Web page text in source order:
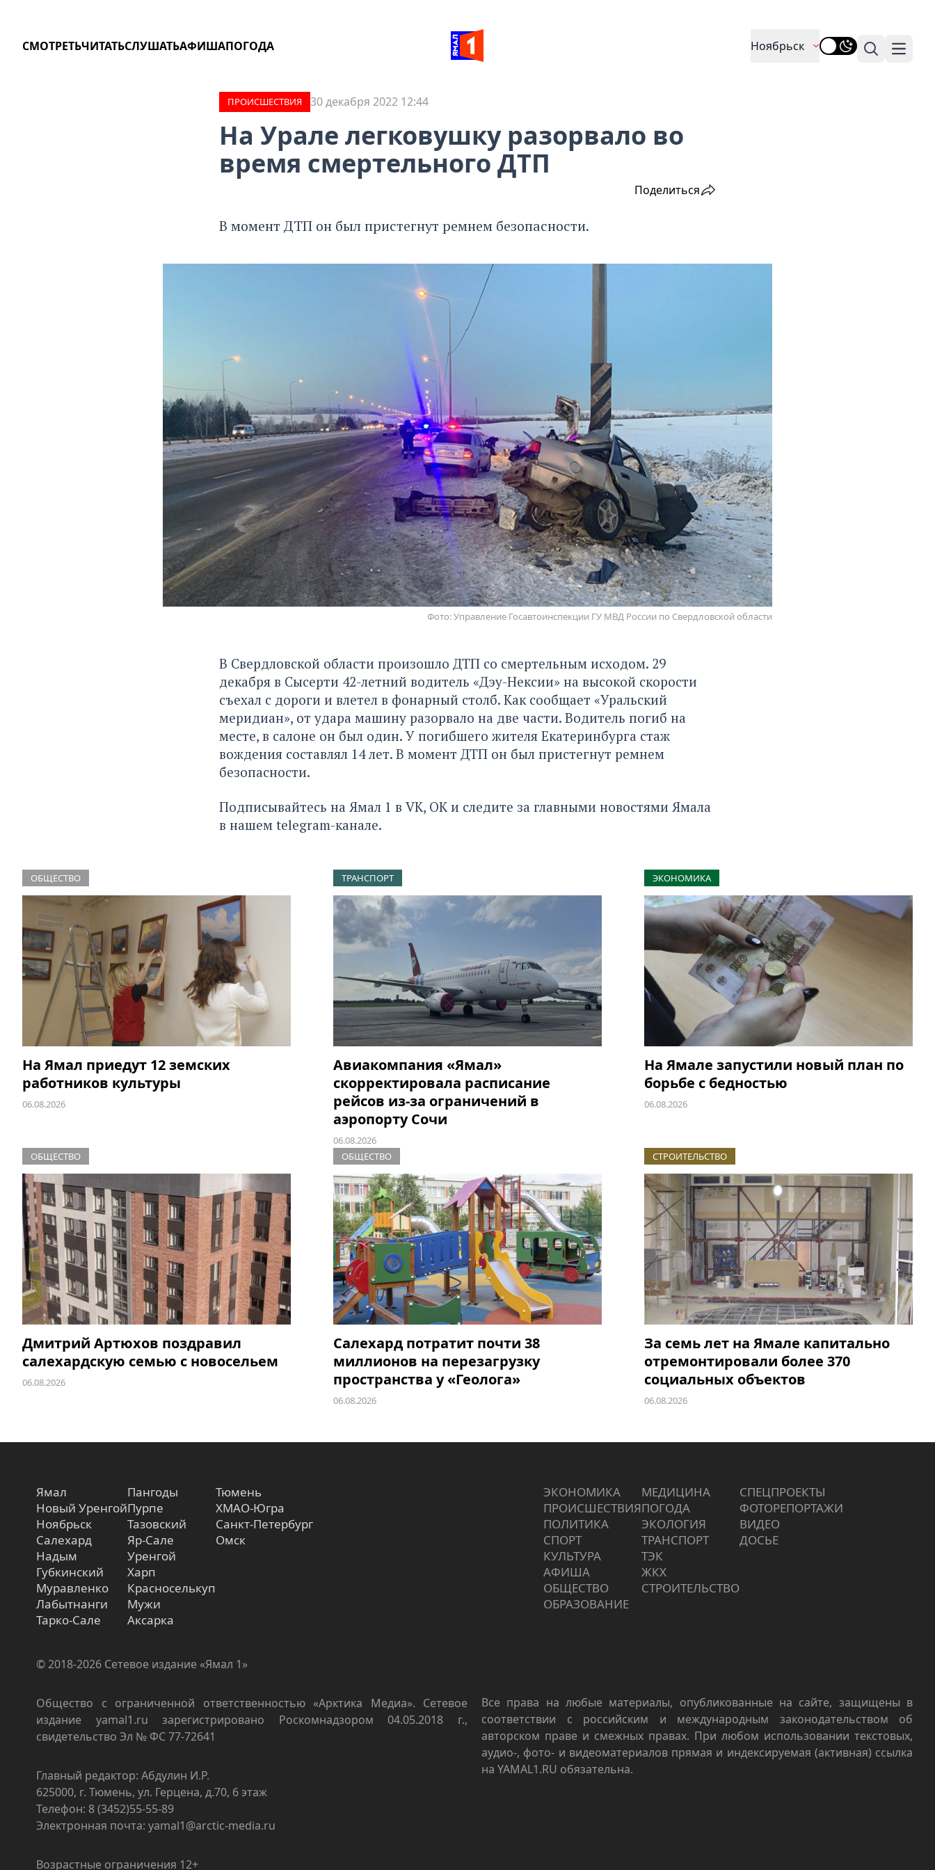
СМОТРЕТЬЧИТАТЬСЛУШАТЬАФИШАПОГОДА Ноябрьск
Поиск
ПРОИCШЕСТВИЯ 30 декабря 2022 12:44
На Урале легковушку разорвало во
время смертельного ДТП
Поделиться
В момент ДТП он был пристегнут ремнем безопасности.
Фото: Управление Госавтоинспекции ГУ МВД России по Свердловской области
В Свердловской области произошло ДТП со смертельным исходом. 29
декабря в Сысерти 42-летний водитель «Дэу-Нексии» на высокой скорости
съехал с дороги и влетел в фонарный столб. Как сообщает «Уральский
меридиан», от удара машину разорвало на две части. Водитель погиб на
месте, в салоне он был один. У погибшего жителя Екатеринбурга стаж
вождения составлял 14 лет. В момент ДТП он был пристегнут ремнем
безопасности.
Подписывайтесь на Ямал 1 в VK, ОКи следите за главными новостями Ямала
в нашем telegram-канале.
ОБЩЕСТВО
На Ямал приедут 12 земских
работников культуры
06.08.2026
ТРАНСПОРТ
Авиакомпания «Ямал»
скорректировала расписание
рейсов из-за ограничений в
аэропорту Сочи
06.08.2026
ЭКОНОМИКА
На Ямале запустили новый план по
борьбе с бедностью
06.08.2026
ОБЩЕСТВО
Дмитрий Артюхов поздравил
салехардскую семью с новосельем
06.08.2026
ОБЩЕСТВО
Салехард потратит почти 38
миллионов на перезагрузку
пространства у «Геолога»
06.08.2026
СТРОИТЕЛЬСТВО
За семь лет на Ямале капитально
отремонтировали более 370
социальных объектов
06.08.2026
Ямал
Новый Уренгой
Ноябрьск
Салехард
Надым
Губкинский
Муравленко
Лабытнанги
Тарко-Сале
Пангоды
Пурпе
Тазовский
Яр-Сале
Уренгой
Харп
Красноселькуп
Мужи
Аксарка
Тюмень
ХМАО-Югра
Санкт-Петербург
Омск
ЭКОНОМИКА
ПРОИCШЕСТВИЯ
ПОЛИТИКА
СПОРТ
КУЛЬТУРА
АФИША
ОБЩЕСТВО
ОБРАЗОВАНИЕ
МЕДИЦИНА
ПОГОДА
ЭКОЛОГИЯ
ТРАНСПОРТ
ТЭК
ЖКХ
СТРОИТЕЛЬСТВО
СПЕЦПРОЕКТЫ
ФОТОРЕПОРТАЖИ
ВИДЕО
ДОСЬЕ
© 2018-2026 Сетевое издание «Ямал 1»
Общество с ограниченной ответственностью «Арктика Медиа». Сетевое
издание yamal1.ru зарегистрировано Роскомнадзором 04.05.2018 г.,
свидетельство Эл № ФС 77-72641
Главный редактор: Абдулин И.Р.
625000, г. Тюмень, ул. Герцена, д.70, 6 этаж
Телефон: 8 (3452)55-55-89
Электронная почта: yamal1@arctic-media.ru
Возрастные ограничения 12+
Все права на любые материалы, опубликованные на сайте, защищены в
соответствии с российским и международным законодательством об
авторском праве и смежных правах. При любом использовании текстовых,
аудио-, фото- и видеоматериалов прямая и индексируемая (активная) ссылка
на YAMAL1.RU обязательна.